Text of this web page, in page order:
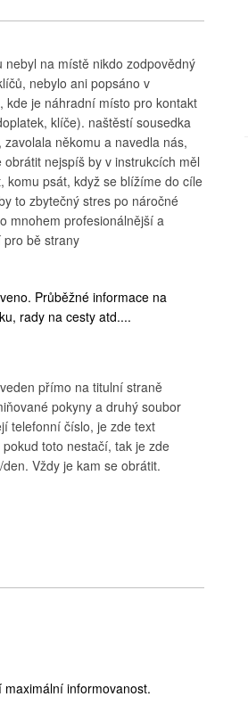
nebyl na místě nikdo zodpovědný
nebylo ani popsáno v
kde je náhradní místo pro kontakt
klíče). naštěstí sousedka
zavolala někomu a navedla nás,
obrátit nejspíš by v instrukcích měl
komu psát, když se blížíme do cíle
to zbytečný stres po náročné
mnohem profesionálnější a
pro bě strany
Průběžné informace na
rady na cesty atd....
přímo na titulní straně
pokyny a druhý soubor
telefonní číslo, je zde text
toto nestačí, tak je zde
Vždy je kam se obrátit.
informovanost.